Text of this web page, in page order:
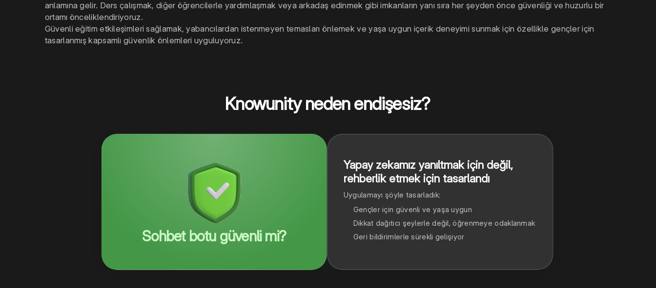
anlamına gelir. Ders çalışmak, diğer öğrencilerle yardımlaşmak veya arkadaş edinmek gibi imkanların yanı sıra her şeyden önce güvenliği ve huzurlu bir
ortamı önceliklendiriyoruz.
Güvenli eğitim etkileşimleri sağlamak, yabancılardan istenmeyen temasları önlemek ve yaşa uygun içerik deneyimi sunmak için özellikle gençler için
tasarlanmış kapsamlı güvenlik önlemleri uyguluyoruz.
Knowunity neden endişesiz?
Yapay zekamız yanıltmak için değil,
rehberlik etmek için tasarlandı
Uygulamayı şöyle tasarladık:
Gençler için güvenli ve yaşa uygun
Dikkat dağıtıcı şeylerle değil, öğrenmeye odaklanmak
Geri bildirimlerle sürekli gelişiyor
Sohbet botu güvenli mi?